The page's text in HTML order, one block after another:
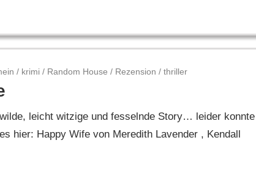
/ krimi / Random House / Rezension /thriller
leicht witzige und fesselnde Story… leider konnte
hier: Happy Wife von Meredith Lavender , Kendall